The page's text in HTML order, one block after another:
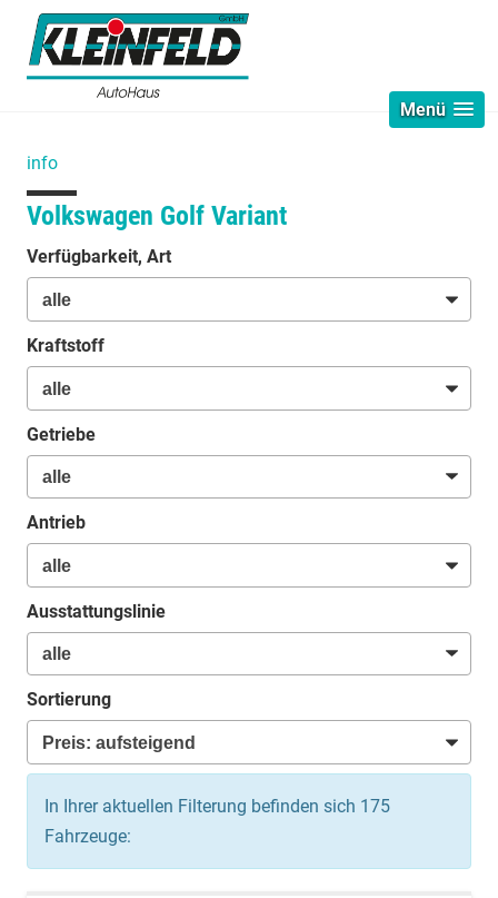
Menü
info
Volkswagen Golf Variant
Verfügbarkeit, Art
Kraftstoff
Getriebe
Antrieb
Ausstattungslinie
Sortierung
In Ihrer aktuellen Filterung befinden sich 175
Fahrzeuge: